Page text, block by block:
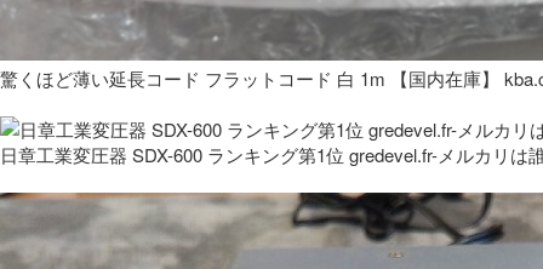
驚くほど薄い延長コード フラットコード 白 1m 【国内在庫】
日章工業変圧器 SDX-600 ランキング第1位 gredevel.fr-メルカリは